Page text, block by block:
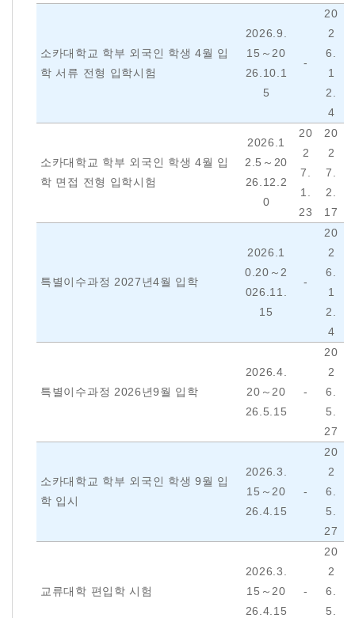
소카대학교 학부 외국인 학생 4월 입
학 서류 전형 입학시험
2026.9.
15～20
26.10.1
5
-
20
2
6.
1
2.
4
소카대학교 학부 외국인 학생 4월 입
학 면접 전형 입학시험
2026.1
2.5～20
26.12.2
0
20
2
7.
1.
23
20
2
7.
2.
17
특별이수과정 2027년4월 입학
2026.1
0.20～2
026.11.
15
-
20
2
6.
1
2.
4
특별이수과정 2026년9월 입학
2026.4.
20～20
26.5.15
-
20
2
6.
5.
27
소카대학교 학부 외국인 학생 9월 입
학 입시
2026.3.
15～20
26.4.15
-
20
2
6.
5.
27
교류대학 편입학 시험
2026.3.
15～20
26.4.15
-
20
2
6.
5.